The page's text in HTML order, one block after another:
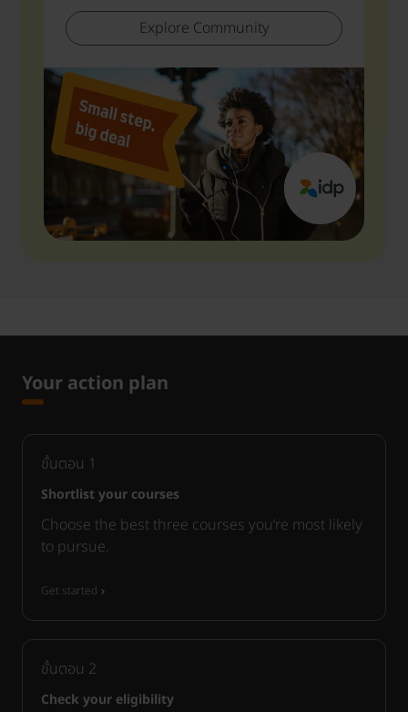
Explore Community
Your action plan
ขั้นตอน 1
Shortlist your courses
Choose the best three courses you’re most likely
to pursue.
Get started
ขั้นตอน 2
Check your eligibility